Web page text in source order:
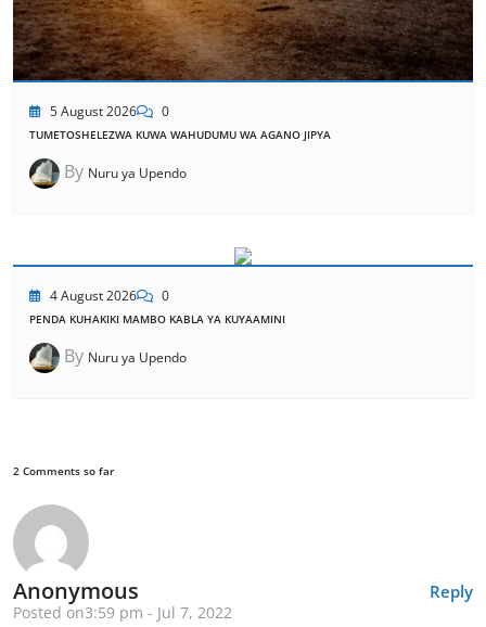
5 August 2026 0
TUMETOSHELEZWA KUWA WAHUDUMU WA AGANO JIPYA
By Nuru ya Upendo
4 August 2026 0
PENDA KUHAKIKI MAMBO KABLA YA KUYAAMINI
By Nuru ya Upendo
2 Comments so far
Reply
Anonymous
Posted on3:59 pm - Jul 7, 2022